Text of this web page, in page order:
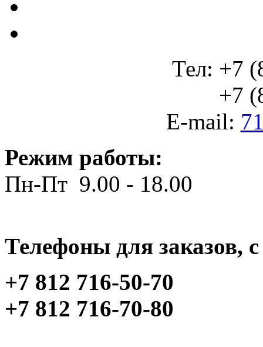
Тел: +7
+7
E-mail:
Режим работы:
Пн-Пт 9.00 - 18.00
Телефоны для заказов,
+7 812 716-50-70
+7 812 716-70-80